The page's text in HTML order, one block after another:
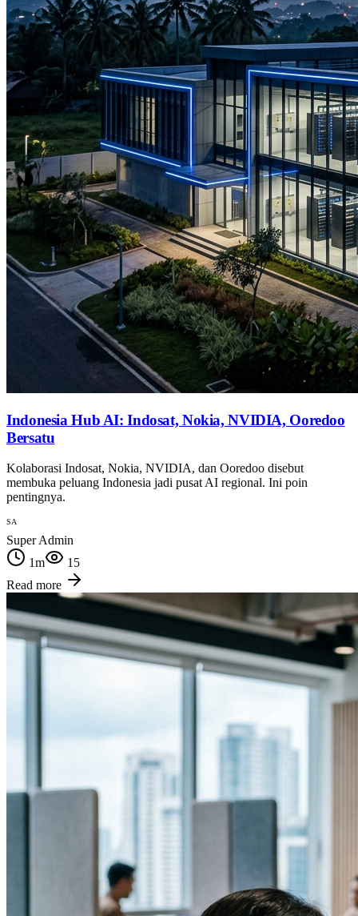
Indonesia Hub AI: Indosat, Nokia, NVIDIA, Ooredoo
Bersatu
Kolaborasi Indosat, Nokia, NVIDIA, dan Ooredoo disebut
membuka peluang Indonesia jadi pusat AI regional. Ini poin
pentingnya.
SA
Super Admin
1m
15
Read more